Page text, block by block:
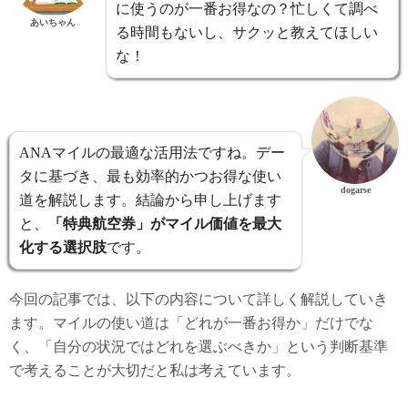
あいちゃん
に使うのが一番お得なの？忙しくて調べ
る時間もないし、サクッと教えてほしい
な！
ANAマイルの最適な活用法ですね。デー
タに基づき、最も効率的かつお得な使い
道を解説します。結論から申し上げます
と、
「特典航空券」がマイル価値を最大
化する選択肢です。
dogarse
今回の記事では、以下の内容について詳しく解説していき
ます。マイルの使い道は「どれが一番お得か」だけでな
く、「自分の状況ではどれを選ぶべきか」という判断基準
で考えることが大切だと私は考えています。